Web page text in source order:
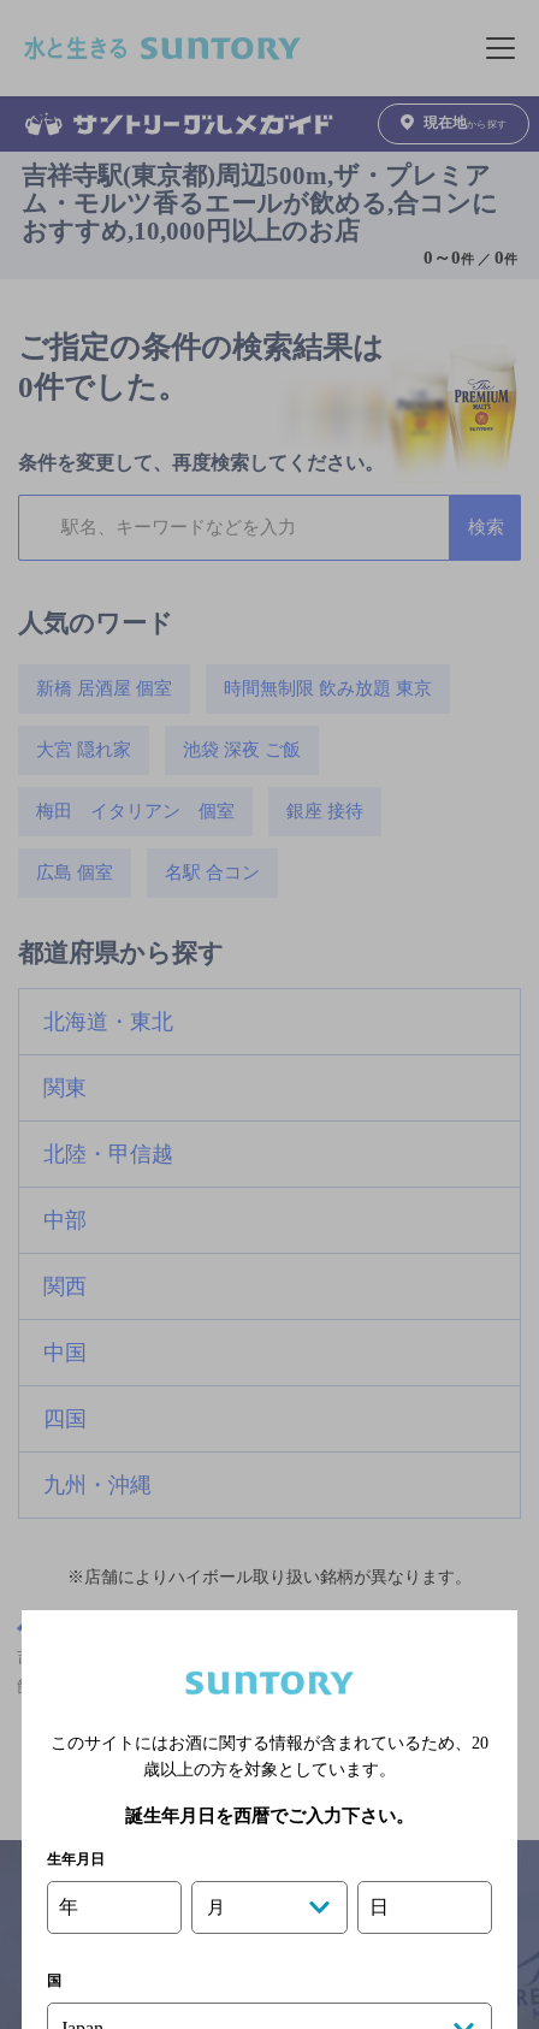
メニュ
現在地から探す
吉祥寺駅(東京都)周辺500m,ザ・プレミア
ム・モルツ香るエールが飲める,合コンに
おすすめ,10,000円以上のお店
0 ～0件 ／0件
ご指定の条件の検索結果は
0件でした。
条件を変更して、再度検索してください。
人気のワード
新橋 居酒屋 個室 時間無制限 飲み放題 東京
大宮 隠れ家 池袋 深夜 ご飯
梅田 イタリアン 個室 銀座 接待
広島 個室 名駅 合コン
都道府県から探す
北海道・東北
関東
北陸・甲信越
中部
関西
中国
四国
九州・沖縄
※店舗によりハイボール取り扱い銘柄が異なります。
吉祥寺駅(東京都)周辺500m,ザ・プレミアム・モルツ香るエールが
飲める,合コンにおすすめ,10,000円以上のお店
関連ページ
※それぞれのお店のメニューや営業時間などの掲載情報については、
予告なしに変更されることがありますので、
念のためお店にご確認の上ご来店くださいますようお願い申し上げま
このサイトにはお酒に関する情報が含まれているため、 20
歳以上の方を対象としています。
誕生年月日を西暦でご入力下さい。
生年月日
年 月 日
国